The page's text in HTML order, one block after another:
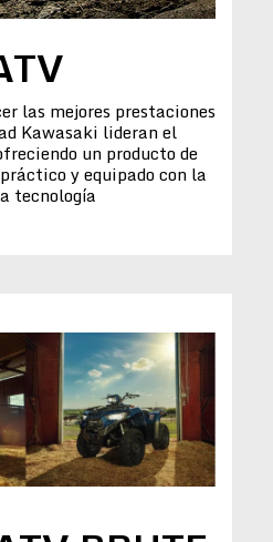
las mejores prestaciones
Kawasaki lideran el
un producto de
y equipado con la
tecnología